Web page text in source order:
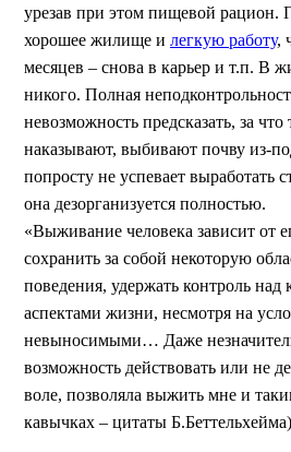
урезав при этом пищевой рацион.
хорошее жилище и легкую работу,
месяцев – снова в карьер и т.п. В
никого. Полная
невозможность предсказать, за
наказывают, выбивают почву из-
попросту не успевает выработать
она дезорганизуется полностью.
«Выживание человека зависит от
сохранить за собой некоторую
поведения, удержать контроль
аспектами жизни, несмотря на
невыносимыми… Даже
возможность действовать или не
воле, позволяла выжить мне и
кавычках – цитаты